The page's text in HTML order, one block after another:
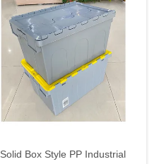
Solid Box Style PP Industrial